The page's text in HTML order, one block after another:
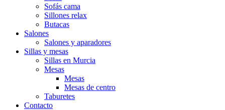
Sofás cama
Sillones relax
Butacas
Salones
Salones y aparadores
Sillas y mesas
Sillas en Murcia
Mesas
Mesas
Mesas de centro
Taburetes
Contacto